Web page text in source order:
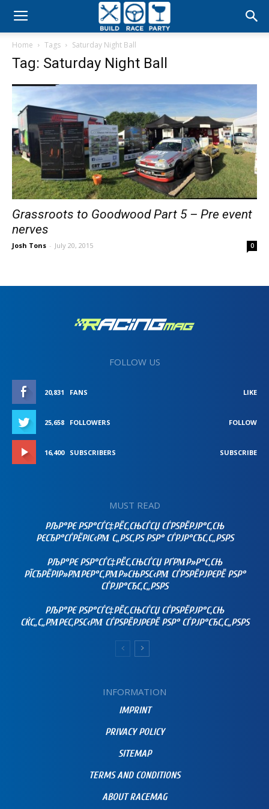
Build
Party
Home Tags Saturday Night Ball
Tag: Saturday Night Ball
Grassroots to Goodwood Part 5 – Pre event
nerves
Josh Tons - July 20, 2015 0
FOLLOW US
20,831 FANS LIKE
25,658 FOLLOWERS FOLLOW
16,400 SUBSCRIBERS SUBSCRIBE
MUST READ
РЉР°РЄ РЅР°СЃС‡РЁС‚СЊСЃСЏ СЃРЅРЁРЈР°С‚СЊ
РЄСЂР°СЃРЁРІС‹РΜ С„РЅС‚РЅ РЅР° СЃРЈР°СЂС‚С„РЅРЅ
РЉР°РЄ РЅР°СЃС‡РЁС‚СЊСЃСЏ РҐРΜР»Р°С‚СЊ
РЇСЂРЁРІР»РΜРЄР°С‚РΜР»СЊРЅС‹РΜ СЃРЅРЁРЈРЄРЁ РЅР°
СЃРЈР°СЂС‚С„РЅРЅ
РЉР°РЄ РЅР°СЃС‡РЁС‚СЊСЃСЏ СЃРЅРЁРЈР°С‚СЊ
СЌС„С„РΜРЄС‚РЅС‹РΜ СЃРЅРЁРЈРЄРЁ РЅР° СЃРЈР°СЂС‚С„РЅРЅ
INFORMATION
IMPRINT
PRIVACY POLICY
SITEMAP
TERMS AND CONDITIONS
ABOUT RACEMAG